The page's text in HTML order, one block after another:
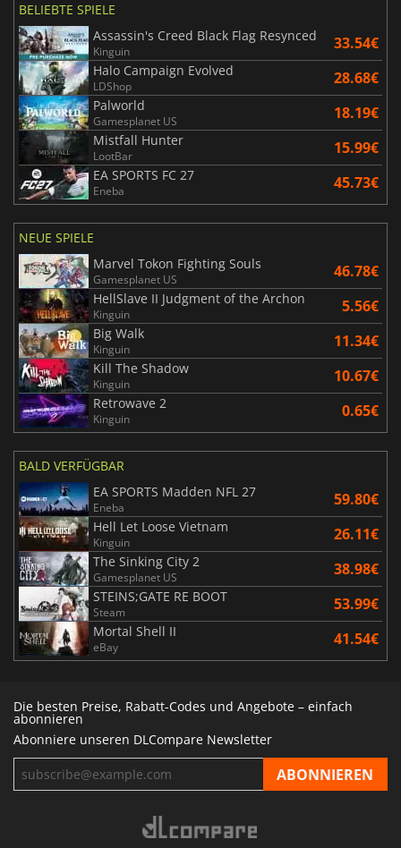
BELIEBTE SPIELE
Assassin's Creed Black Flag Resynced
Kinguin 33.54€
Halo Campaign Evolved
LDShop 28.68€
Palworld
Gamesplanet US 18.19€
Mistfall Hunter
LootBar 15.99€
EA SPORTS FC 27
Eneba 45.73€
NEUE SPIELE
Marvel Tokon Fighting Souls
Gamesplanet US 46.78€
HellSlave II Judgment of the Archon
Kinguin 5.56€
Big Walk
Kinguin 11.34€
Kill The Shadow
Kinguin 10.67€
Retrowave 2
Kinguin 0.65€
BALD VERFÜGBAR
EA SPORTS Madden NFL 27
Eneba 59.80€
Hell Let Loose Vietnam
Kinguin 26.11€
The Sinking City 2
Gamesplanet US 38.98€
STEINS;GATE RE BOOT
Steam 53.99€
Mortal Shell II
eBay 41.54€
Die besten Preise, Rabatt-Codes und Angebote – einfach
abonnieren
Abonniere unseren DLCompare Newsletter